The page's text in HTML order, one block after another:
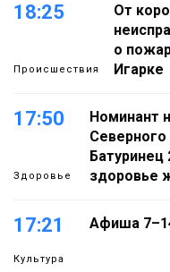
18:25
Происшествия
От
о
Игарке
17:50
Здоровье
Номинант
Северного
Батуринец
здоровье
17:21
Культура
Афиша